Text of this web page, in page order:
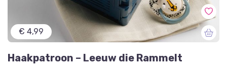
€ 4,99
Haakpatroon – Leeuw die Rammelt